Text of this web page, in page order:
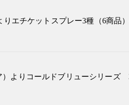
りエチケットスプレー3種（6商品
）よりコールドブリューシリーズ